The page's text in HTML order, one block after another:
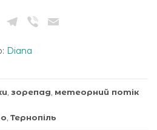
WhatsApp
Telegram
Viber
Diana
зорепад метеорний потік
Тернопіль